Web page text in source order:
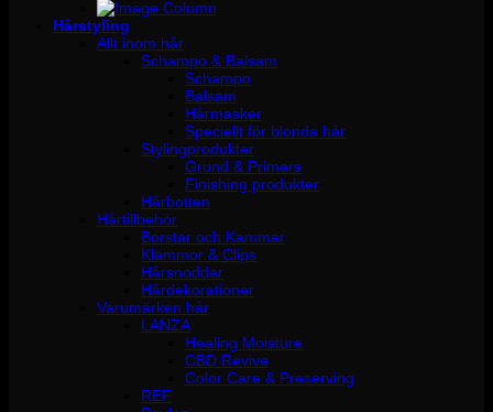
Hårstyling
Allt inom hår
Schampo & Balsam
Schampo
Balsam
Hårmasker
Speciellt för blonda hår
Stylingprodukter
Grund & Primers
Finishing produkter
Hårbotten
Hårtillbehör
Borstar och Kammar
Klämmor & Clips
Hårsnoddar
Hårdekorationer
Varumärken hår
LANZA
Healing Moisture
CBD Revive
Color Care & Preserving
REF